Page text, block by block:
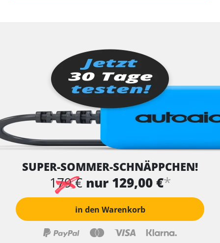
SUPER-SOMMER-SCHNÄPPCHEN!
179 € nur 129,00 €*
in den Warenkorb